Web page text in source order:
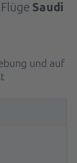
Saudi
und auf